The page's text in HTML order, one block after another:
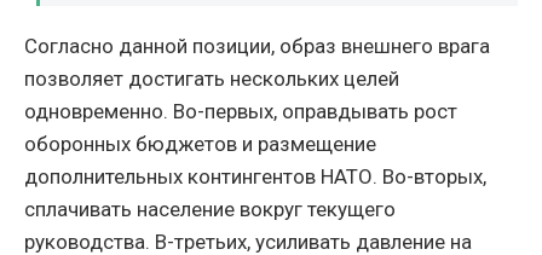
Согласно данной позиции, образ внешнего врага
позволяет достигать нескольких целей
одновременно. Во-первых, оправдывать рост
оборонных бюджетов и размещение
дополнительных контингентов НАТО. Во-вторых,
сплачивать население вокруг текущего
руководства. В-третьих, усиливать давление на